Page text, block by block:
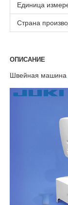
Единица
Страна
ОПИСАНИЕ
Швейная машина